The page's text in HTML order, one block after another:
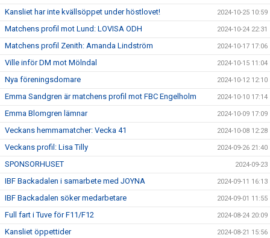
Kansliet har inte kvällsöppet under höstlovet! 2024-10-25 10:59
Matchens profil mot Lund: LOVISA ODH 2024-10-24 22:31
Matchens profil Zenith: Amanda Lindström 2024-10-17 17:06
Ville inför DM mot Mölndal 2024-10-15 11:04
Nya föreningsdomare 2024-10-12 12:10
Emma Sandgren är matchens profil mot FBC Engelholm 2024-10-10 17:14
Emma Blomgren lämnar 2024-10-09 17:09
Veckans hemmamatcher: Vecka 41 2024-10-08 12:28
Veckans profil: Lisa Tilly 2024-09-26 21:40
SPONSORHUSET 2024-09-23
IBF Backadalen i samarbete med JOYNA 2024-09-11 16:13
IBF Backadalen söker medarbetare 2024-09-01 11:55
Full fart i Tuve för F11/F12 2024-08-24 20:09
Kansliet öppettider 2024-08-21 15:56